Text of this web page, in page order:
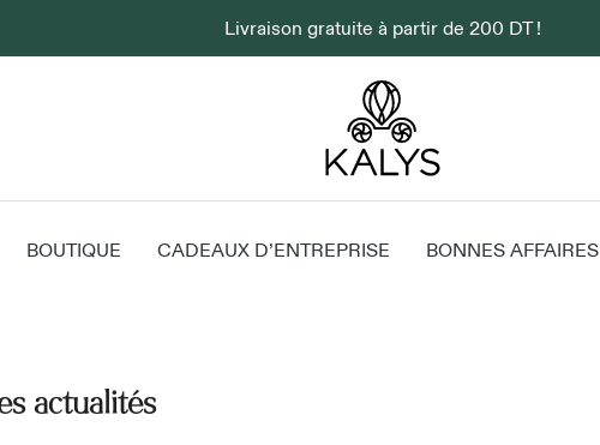
Livraison gratuite à partir de 200 DT !
BOUTIQUE CADEAUX D’ENTREPRISE BONNES AFFAIRES
actualités